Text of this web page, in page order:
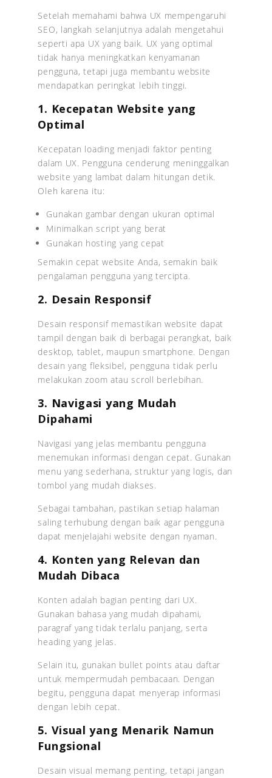
Setelah memahami bahwa UX mempengaruhi
SEO, langkah selanjutnya adalah mengetahui
seperti apa UX yang baik. UX yang optimal
tidak hanya meningkatkan kenyamanan
pengguna, tetapi juga membantu website
mendapatkan peringkat lebih tinggi.
1. Kecepatan Website yang
Optimal
Kecepatan loading menjadi faktor penting
dalam UX. Pengguna cenderung meninggalkan
website yang lambat dalam hitungan detik.
Oleh karena itu:
Gunakan gambar dengan ukuran optimal
Minimalkan script yang berat
Gunakan hosting yang cepat
Semakin cepat website Anda, semakin baik
pengalaman pengguna yang tercipta.
2. Desain Responsif
Desain responsif memastikan website dapat
tampil dengan baik di berbagai perangkat, baik
desktop, tablet, maupun smartphone. Dengan
desain yang fleksibel, pengguna tidak perlu
melakukan zoom atau scroll berlebihan.
3. Navigasi yang Mudah
Dipahami
Navigasi yang jelas membantu pengguna
menemukan informasi dengan cepat. Gunakan
menu yang sederhana, struktur yang logis, dan
tombol yang mudah diakses.
Sebagai tambahan, pastikan setiap halaman
saling terhubung dengan baik agar pengguna
dapat menjelajahi website dengan nyaman.
4. Konten yang Relevan dan
Mudah Dibaca
Konten adalah bagian penting dari UX.
Gunakan bahasa yang mudah dipahami,
paragraf yang tidak terlalu panjang, serta
heading yang jelas.
Selain itu, gunakan bullet points atau daftar
untuk mempermudah pembacaan. Dengan
begitu, pengguna dapat menyerap informasi
dengan lebih cepat.
5. Visual yang Menarik Namun
Fungsional
Desain visual memang penting, tetapi jangan